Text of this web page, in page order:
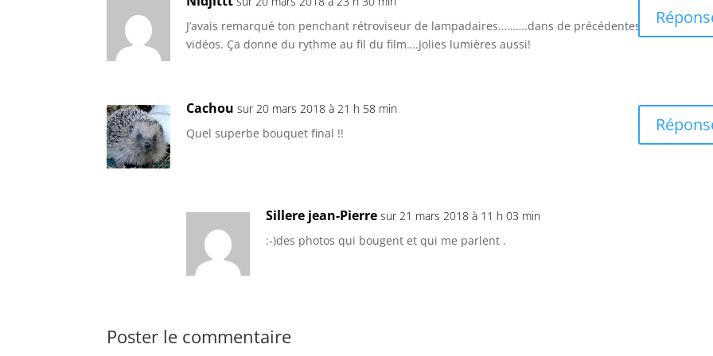
J’avais remarqué ton penchant rétroviseur de lampadaires……….dans de précédentes
vidéos. Ça donne du rythme au fil du film….Jolies lumières aussi!
Cachou sur 20 mars 2018 à 21 h 58 min
Quel superbe bouquet final !!
Sillere jean-Pierre sur 21 mars 2018 à 11 h 03 min
:-)des photos qui bougent et qui me parlent .
Poster le commentaire